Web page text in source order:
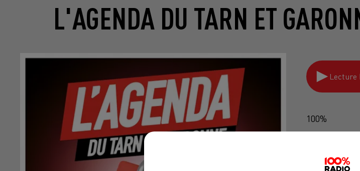
L'AGENDA DU TARN ET
Lecture
100%